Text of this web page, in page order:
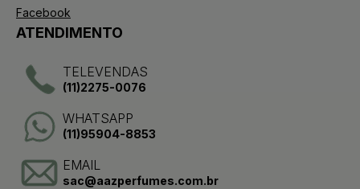
Facebook
ATENDIMENTO
TELEVENDAS
(11)2275-0076
WHATSAPP
(11)95904-8853
EMAIL
sac@aazperfumes.com.br